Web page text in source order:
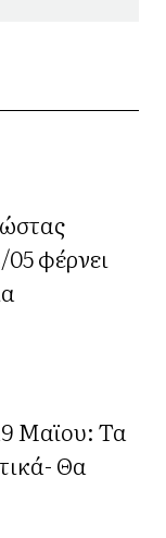
φέρνει
Μαϊου: Τα
Θα